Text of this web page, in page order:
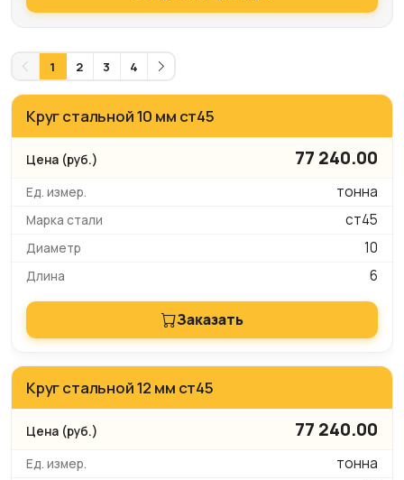
1 2 3 4
Круг стальной 10 мм ст45
77 240.00
тонна
ст45
10
6
Заказать
Круг стальной 12 мм ст45
77 240.00
тонна